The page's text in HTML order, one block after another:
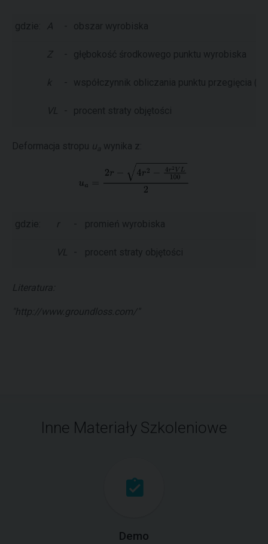
gdzie: A - obszar wyrobiska
Z - głębokość środkowego punktu wyrobiska
k - współczynnik obliczania punktu przegięcia
VL - procent straty objętości
Deformacja stropu ua wynika z:
gdzie: r - promień wyrobiska
VL - procent straty objętości
Literatura:
"http://www.groundloss.com/"
Inne Materiały Szkoleniowe
Demo